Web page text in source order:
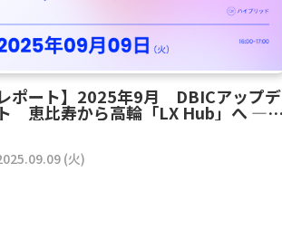
ポート】2025年9月 DBICアップデ
恵比寿から高輪「LX Hub」へ ―
の第4の変革
(火)